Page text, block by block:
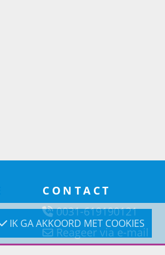
IK GA AKKOORD MET COOKIES
CONTACT
0031-619190121
Reageer via e-mail